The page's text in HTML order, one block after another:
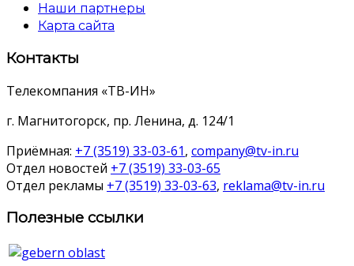
Наши партнеры
Карта сайта
Контакты
Телекомпания «ТВ-ИН»
г. Магнитогорск, пр. Ленина, д. 124/1
Приёмная: +7 (3519) 33-03-61, company@tv-in.ru
Отдел новостей +7 (3519) 33-03-65
Отдел рекламы +7 (3519) 33-03-63, reklama@tv-in.ru
Полезные ссылки